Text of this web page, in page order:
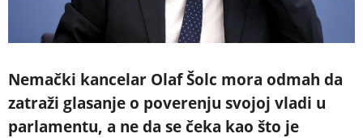
Nemački kancelar Olaf Šolc mora odmah da
zatraži glasanje o poverenju svojoj vladi u
parlamentu, a ne da se čeka kao što je